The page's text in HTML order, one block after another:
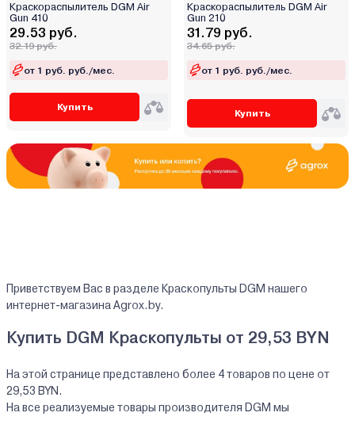
Краскораспылитель DGM Air
Gun 410
29.53 руб.
32.19 руб.
от 1 руб. руб./мес.
Купить
Краскораспылитель DGM Air
Gun 210
31.79 руб.
34.65 руб.
от 1 руб. руб./мес.
Купить
Приветствуем Вас в разделе Краскопульты DGM нашего
интернет-магазина Agrox.by.
Купить DGM Краскопульты от 29,53 BYN
На этой странице представлено более 4 товаров по цене от
29,53 BYN.
На все реализуемые товары производителя DGM мы